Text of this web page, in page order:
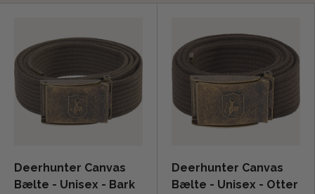
Deerhunter Canvas
Bælte - Unisex - Bark
Deerhunter Canvas
Bælte - Unisex - Otter